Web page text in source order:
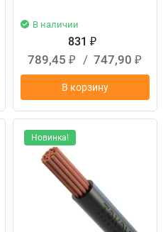
В наличии
831 ₽
789,45 ₽ / 747,90 ₽
В корзину
Новинка!